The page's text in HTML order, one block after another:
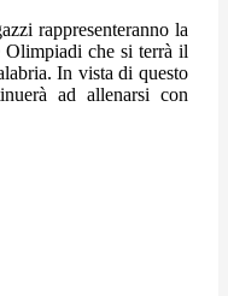
rappresenteranno la
Olimpiadi che si terrà il
In vista di questo
ad allenarsi con